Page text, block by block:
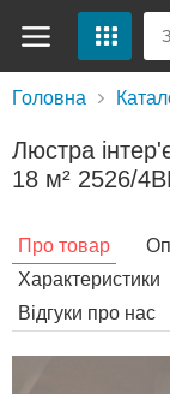
Головна
Люстра
18 м² 2526/
Про товар
Характеристики
Відгуки про нас